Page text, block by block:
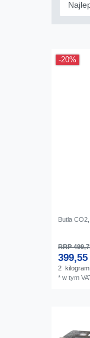
-20%
Butla
RRP
399,55
2 kilogram
*w tym